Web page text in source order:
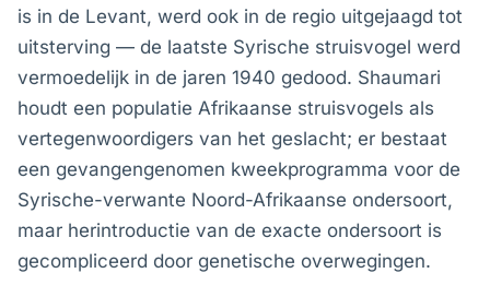
is in de Levant, werd ook in de regio uitgejaagd tot
uitsterving — de laatste Syrische struisvogel werd
vermoedelijk in de jaren 1940 gedood. Shaumari
houdt een populatie Afrikaanse struisvogels als
vertegenwoordigers van het geslacht; er bestaat
een gevangengenomen kweekprogramma voor de
Syrische-verwante Noord-Afrikaanse ondersoort,
maar herintroductie van de exacte ondersoort is
gecompliceerd door genetische overwegingen.